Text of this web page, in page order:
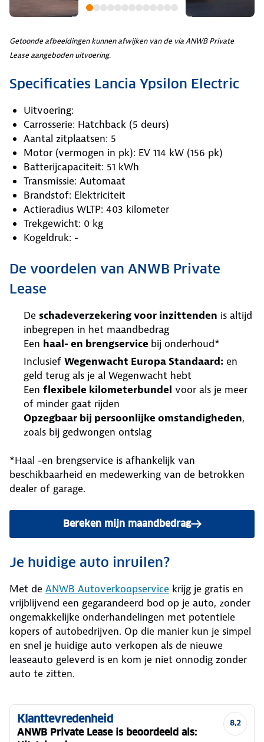
Getoonde afbeeldingen kunnen afwijken van de via ANWB Private
Lease aangeboden uitvoering.
Specificaties Lancia Ypsilon Electric
Uitvoering:
Carrosserie: Hatchback (5 deurs)
Aantal zitplaatsen: 5
Motor (vermogen in pk): EV 114 kW (156 pk)
Batterijcapaciteit: 51 kWh
Transmissie: Automaat
Brandstof: Elektriciteit
Actieradius WLTP: 403 kilometer
Trekgewicht: 0 kg
Kogeldruk: -
De voordelen van ANWB Private
Lease
De schadeverzekering voor inzittenden is altijd
inbegrepen in het maandbedrag
Een haal- en brengservice bij onderhoud*
Inclusief Wegenwacht Europa Standaard: en
geld terug als je al Wegenwacht hebt
Een flexibele kilometerbundel voor als je meer
of minder gaat rijden
Opzegbaar bij persoonlijke omstandigheden,
zoals bij gedwongen ontslag
*Haal -en brengservice is afhankelijk van
beschikbaarheid en medewerking van de betrokken
dealer of garage.
Bereken mijn maandbedrag
Je huidige auto inruilen?
Met de ANWB Autoverkoopservice krijg je gratis en
vrijblijvend een gegarandeerd bod op je auto, zonder
ongemakkelijke onderhandelingen met potentiele
kopers of autobedrijven. Op die manier kun je simpel
en snel je huidige auto verkopen als de nieuwe
leaseauto geleverd is en kom je niet onnodig zonder
auto te zitten.
8,2
Klanttevredenheid
ANWB Private Lease is beoordeeld als: